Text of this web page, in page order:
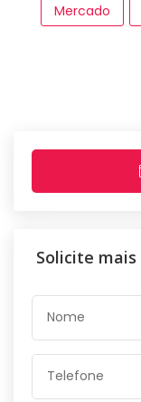
Mercado
Solicite